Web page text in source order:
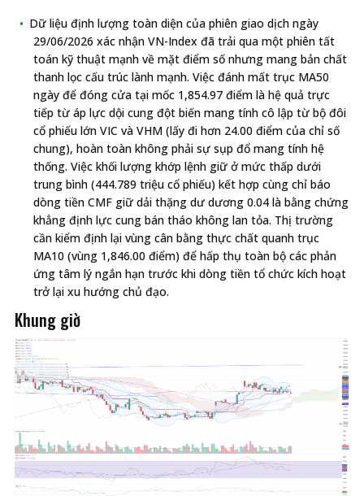
Dữ liệu định lượng toàn diện của phiên giao dịch ngày
29/06/2026 xác nhận VN-Index đã trải qua một phiên tất
toán kỹ thuật mạnh về mặt điểm số nhưng mang bản chất
thanh lọc cấu trúc lành mạnh. Việc đánh mất trục MA50
ngày để đóng cửa tại mốc 1,854.97 điểm là hệ quả trực
tiếp từ áp lực dội cung đột biến mang tính cô lập từ bộ đôi
cổ phiếu lớn VIC và VHM (lấy đi hơn 24.00 điểm của chỉ số
chung), hoàn toàn không phải sự sụp đổ mang tính hệ
thống. Việc khối lượng khớp lệnh giữ ở mức thấp dưới
trung bình (444.789 triệu cổ phiếu) kết hợp cùng chỉ báo
dòng tiền CMF giữ dải thặng dư dương 0.04 là bằng chứng
khẳng định lực cung bán tháo không lan tỏa. Thị trường
cần kiểm định lại vùng cân bằng thực chất quanh trục
MA10 (vùng 1,846.00 điểm) để hấp thụ toàn bộ các phản
ứng tâm lý ngắn hạn trước khi dòng tiền tổ chức kích hoạt
trở lại xu hướng chủ đạo.
Khung giờ